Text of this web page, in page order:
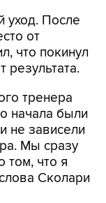
уход. После
от
что покинул
результата.
тренера
начала были
не зависели
Мы сразу
том, что я
Сколари